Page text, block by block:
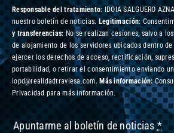
Responsable del tratamiento: IDOIA SALGUERO
nuestro boletín de noticias.Legitimación:
y transferencias: No se realizan cesiones, salvo a
de alojamiento de los servidores ubicados dentro de
ejercer los derechos de acceso, rectificación,
portabilidad, o retirar el consentimiento enviando
lopd@realidadtraviesa.com. Más información:
Privacidad para más información.
Apuntarme al boletín de noticias*